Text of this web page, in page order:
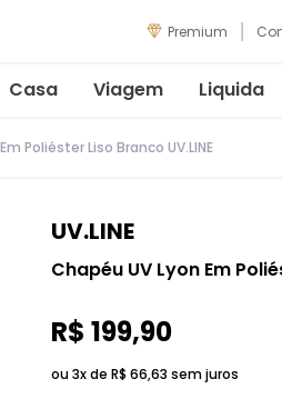
Premium
Casa Viagem Liquida
Poliéster Liso Branco UV.LINE
UV.LINE
Chapéu UV Lyon Em
R$ 199,90
ou 3x de R$ 66,63 sem juros